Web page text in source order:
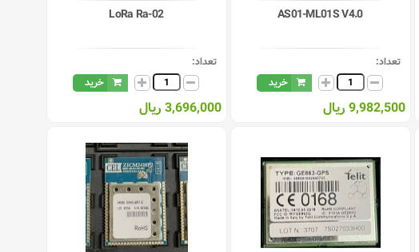
AS01-ML01S V4.0
تعداد:
خرید
9,982,500 ریال
LoRa Ra-02
تعداد:
خرید
3,696,000 ریال